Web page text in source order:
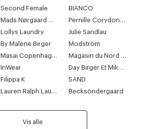
Second Female
BIANCO
Mads Nørgaard Copenhagen
Pernille Corydon Jewellery
Lollys Laundry
Julie Sandlau
By Malene Birger
Modström
Masai Copenhagen
Magasin du Nord Collection
InWear
Day Birger Et Mikkelsen
Filippa K
SAND
Lauren Ralph Lauren Becksöndergaard
Vis alle